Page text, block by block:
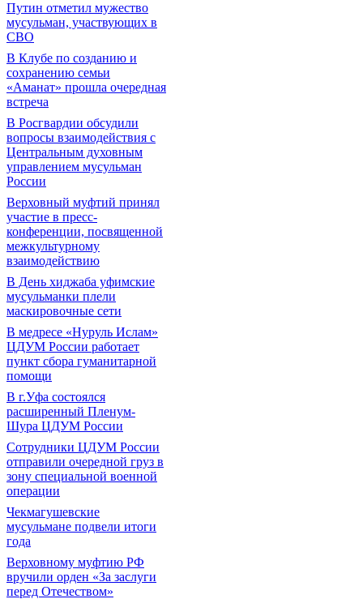
Путин отметил мужество
мусульман, участвующих в
СВО
В Клубе по созданию и
сохранению семьи
«Аманат» прошла очередная
встреча
В Росгвардии обсудили
вопросы взаимодействия с
Центральным духовным
управлением мусульман
России
Верховный муфтий принял
участие в пресс-
конференции, посвященной
межкультурному
взаимодействию
В День хиджаба уфимские
мусульманки плели
маскировочные сети
В медресе «Нуруль Ислам»
ЦДУМ России работает
пункт сбора гуманитарной
помощи
В г.Уфа состоялся
расширенный Пленум-
Шура ЦДУМ России
Сотрудники ЦДУМ России
отправили очередной груз в
зону специальной военной
операции
Чекмагушевские
мусульмане подвели итоги
года
Верховному муфтию РФ
вручили орден «За заслуги
перед Отечеством»